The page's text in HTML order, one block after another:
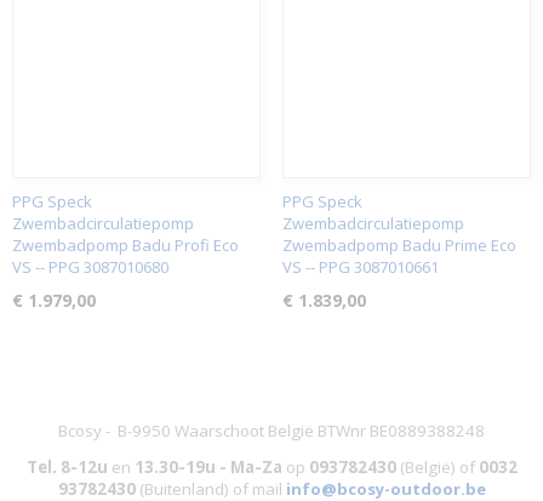
PPG Speck
Zwembadcirculatiepomp
Zwembadpomp Badu Profi Eco
VS -- PPG 3087010680
€ 1.979,00
PPG Speck
Zwembadcirculatiepomp
Zwembadpomp Badu Prime Eco
VS -- PPG 3087010661
€ 1.839,00
Bcosy - B-9950 Waarschoot België BTWnr BE0889388248
Tel. 8-12u en 13.30-19u - Ma-Za op 093782430(België) of 0032
93782430(Buitenland) of mail info@bcosy-outdoor.be